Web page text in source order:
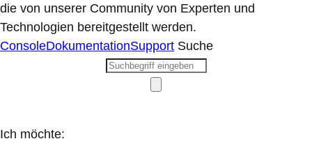
die von unserer Community von Experten und
Technologien bereitgestellt werden.
ConsoleDokumentationSupport Suche
Ich möchte: